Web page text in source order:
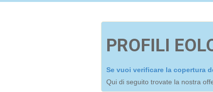
PROFILI
Se vuoi verificare la copertura
Qui di seguito trovate la nostra